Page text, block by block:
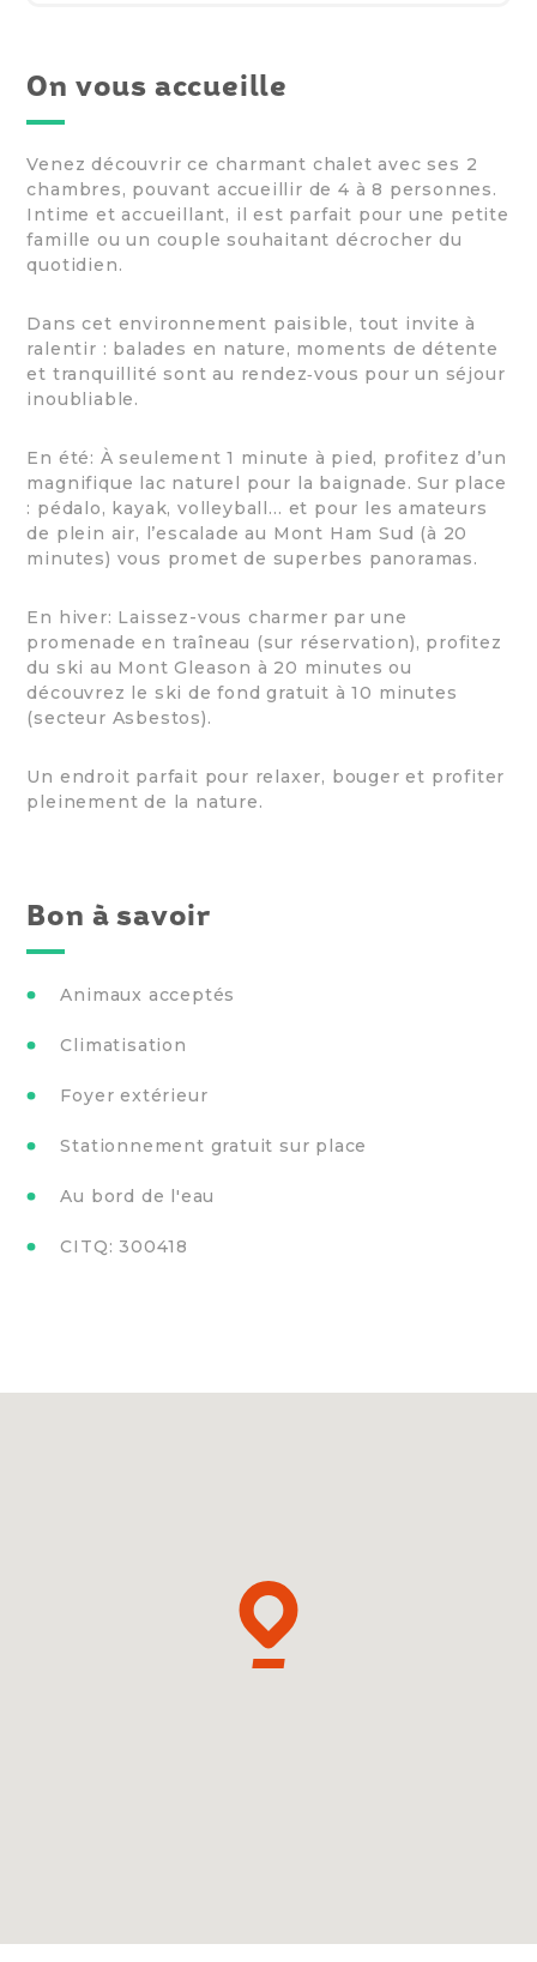
On vous accueille
Venez découvrir ce charmant chalet avec ses 2
chambres, pouvant accueillir de 4 à 8 personnes.
Intime et accueillant, il est parfait pour une petite
famille ou un couple souhaitant décrocher du
quotidien.
Dans cet environnement paisible, tout invite à
ralentir : balades en nature, moments de détente
et tranquillité sont au rendez‑vous pour un séjour
inoubliable.
En été: À seulement 1 minute à pied, profitez d’un
magnifique lac naturel pour la baignade. Sur place
: pédalo, kayak, volleyball… et pour les amateurs
de plein air, l’escalade au Mont Ham Sud (à 20
minutes) vous promet de superbes panoramas.
En hiver: Laissez-vous charmer par une
promenade en traîneau (sur réservation), profitez
du ski au Mont Gleason à 20 minutes ou
découvrez le ski de fond gratuit à 10 minutes
(secteur Asbestos).
Un endroit parfait pour relaxer, bouger et profiter
pleinement de la nature.
Bon à savoir
Animaux acceptés
Climatisation
Foyer extérieur
Stationnement gratuit sur place
Au bord de l'eau
CITQ: 300418